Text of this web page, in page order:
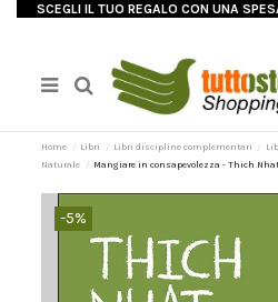
SCEGLI IL TUO REGALO CON UNA
Home Libri Libri discipline complementari
Naturale
Mangiare in consapevolezza - Thich
-5%